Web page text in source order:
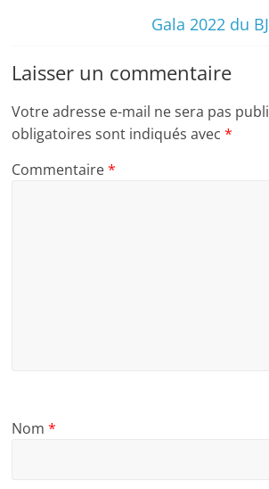
Gala 2022 du
Laisser un commentaire
Votre adresse e-mail ne sera pas
obligatoires sont indiqués avec*
Commentaire*
Nom*